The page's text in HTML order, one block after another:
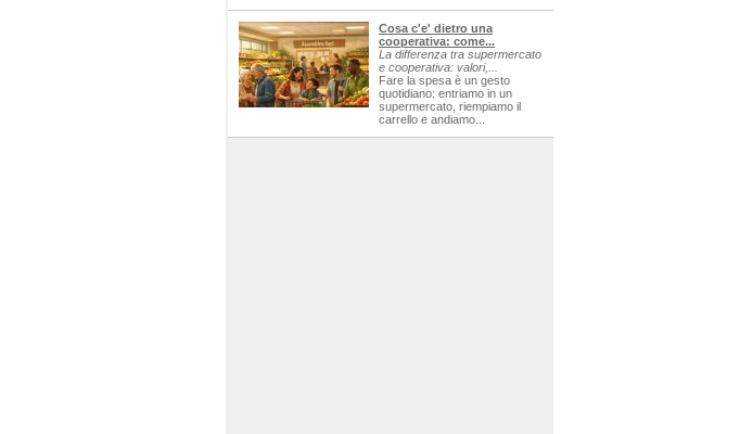
Cosa c'e' dietro una
cooperativa: come...
La differenza tra supermercato
e cooperativa: valori,...
Fare la spesa è un gesto
quotidiano: entriamo in un
supermercato, riempiamo il
carrello e andiamo...